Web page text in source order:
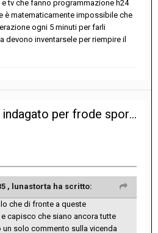
tv che fanno programmazione h24
è matematicamente impossibile che
ogni 5 minuti per farli
devono inventarsele per riempire il
Gianluca Rocchi è indagato per frode sportiva
, lunastorta ha scritto:
che di fronte a queste
capisco che siano ancora tutte
solo commento sulla vicenda